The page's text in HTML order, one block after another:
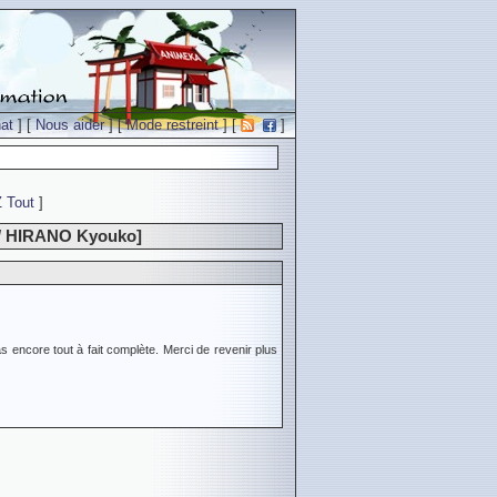
] [Nous aider] [Mode restreint] [ ]
Tout ]
HIRANO Kyouko]
encore tout à fait complète. Merci de revenir plus